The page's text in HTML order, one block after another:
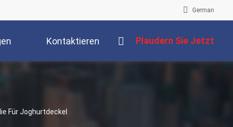
German
Kontaktieren Plaudern Sie Jetzt
Für Joghurtdeckel